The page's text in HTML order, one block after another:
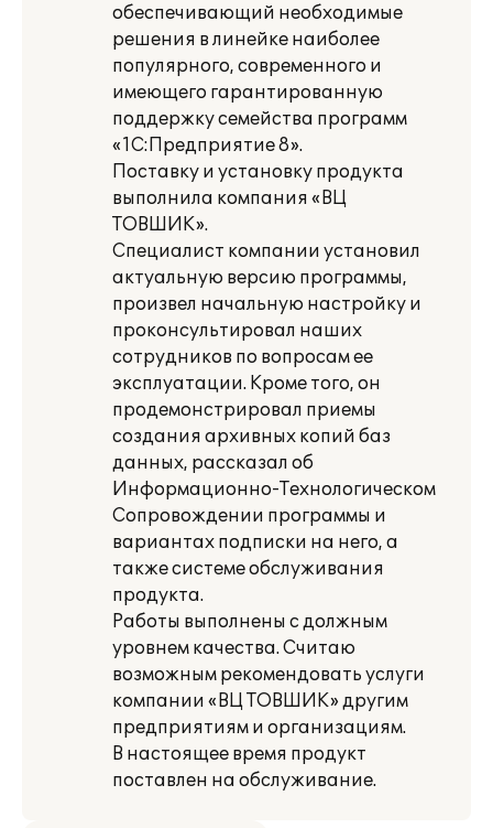
обеспечивающий необходимые
решения в линейке наиболее
популярного, современного и
имеющего гарантированную
поддержку семейства программ
«1С:Предприятие 8».
Поставку и установку продукта
выполнила компания «ВЦ
ТОВШИК».
Специалист компании установил
актуальную версию программы,
произвел начальную настройку и
проконсультировал наших
сотрудников по вопросам ее
эксплуатации. Кроме того, он
продемонстрировал приемы
создания архивных копий баз
данных, рассказал об
Информационно-Технологическом
Сопровождении программы и
вариантах подписки на него, а
также системе обслуживания
продукта.
Работы выполнены с должным
уровнем качества. Считаю
возможным рекомендовать услуги
компании «ВЦ ТОВШИК» другим
предприятиям и организациям.
В настоящее время продукт
поставлен на обслуживание.